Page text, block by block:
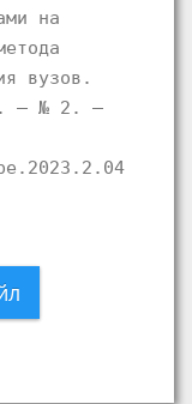
на
вузов.
– № 2. –